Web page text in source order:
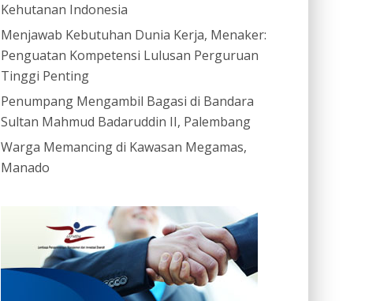
Kehutanan Indonesia
Menjawab Kebutuhan Dunia Kerja, Menaker:
Penguatan Kompetensi Lulusan Perguruan
Tinggi Penting
Penumpang Mengambil Bagasi di Bandara
Sultan Mahmud Badaruddin II, Palembang
Warga Memancing di Kawasan Megamas,
Manado